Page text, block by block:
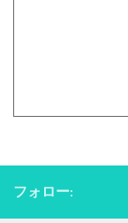
フォロー: